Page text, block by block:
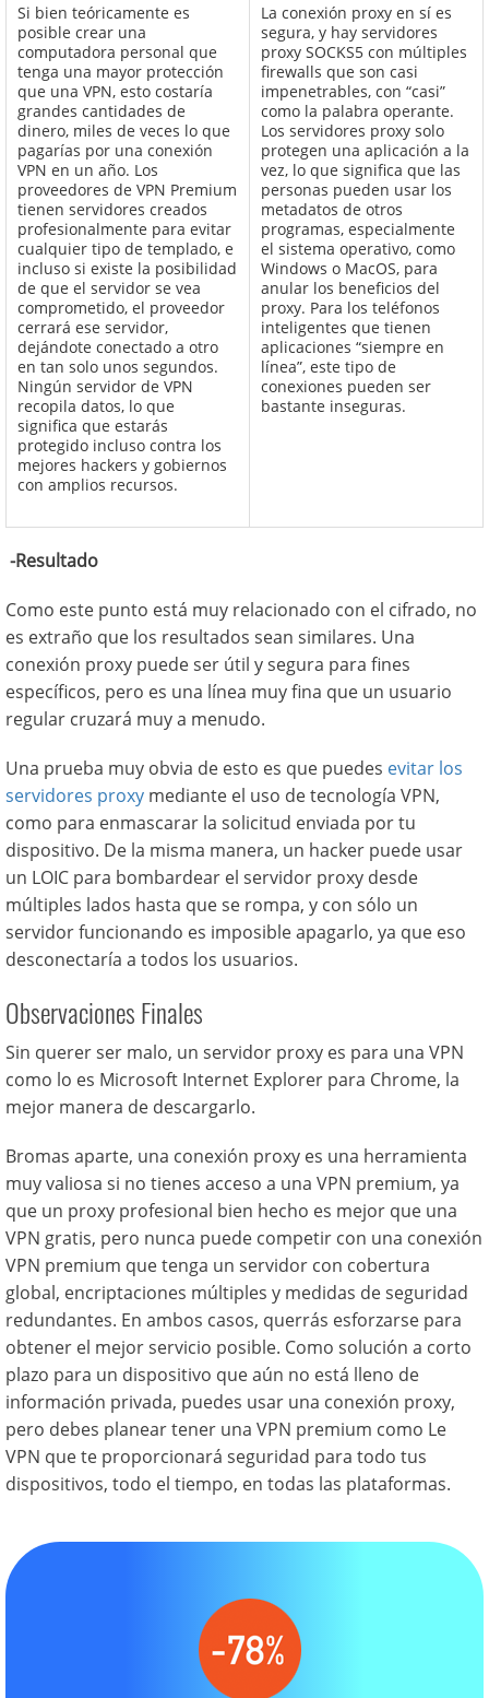
Si bien teóricamente es
posible crear una
computadora personal que
tenga una mayor protección
que una VPN, esto costaría
grandes cantidades de
dinero, miles de veces lo que
pagarías por una conexión
VPN en un año. Los
proveedores de VPN Premium
tienen servidores creados
profesionalmente para evitar
cualquier tipo de templado, e
incluso si existe la posibilidad
de que el servidor se vea
comprometido, el proveedor
cerrará ese servidor,
dejándote conectado a otro
en tan solo unos segundos.
Ningún servidor de VPN
recopila datos, lo que
significa que estarás
protegido incluso contra los
mejores hackers y gobiernos
con amplios recursos.
La conexión proxy en sí es
segura, y hay servidores
proxy SOCKS5 con múltiples
firewalls que son casi
impenetrables, con “casi”
como la palabra operante.
Los servidores proxy solo
protegen una aplicación a la
vez, lo que significa que las
personas pueden usar los
metadatos de otros
programas, especialmente
el sistema operativo, como
Windows o MacOS, para
anular los beneficios del
proxy. Para los teléfonos
inteligentes que tienen
aplicaciones “siempre en
línea”, este tipo de
conexiones pueden ser
bastante inseguras.
-Resultado
Como este punto está muy relacionado con el cifrado, no
es extraño que los resultados sean similares. Una
conexión proxy puede ser útil y segura para fines
específicos, pero es una línea muy fina que un usuario
regular cruzará muy a menudo.
Una prueba muy obvia de esto es que puedes evitar los
servidores proxy mediante el uso de tecnología VPN,
como para enmascarar la solicitud enviada por tu
dispositivo. De la misma manera, un hacker puede usar
un LOIC para bombardear el servidor proxy desde
múltiples lados hasta que se rompa, y con sólo un
servidor funcionando es imposible apagarlo, ya que eso
desconectaría a todos los usuarios.
Observaciones Finales
Sin querer ser malo, un servidor proxy es para una VPN
como lo es Microsoft Internet Explorer para Chrome, la
mejor manera de descargarlo.
Bromas aparte, una conexión proxy es una herramienta
muy valiosa si no tienes acceso a una VPN premium, ya
que un proxy profesional bien hecho es mejor que una
VPN gratis, pero nunca puede competir con una conexión
VPN premium que tenga un servidor con cobertura
global, encriptaciones múltiples y medidas de seguridad
redundantes. En ambos casos, querrás esforzarse para
obtener el mejor servicio posible. Como solución a corto
plazo para un dispositivo que aún no está lleno de
información privada, puedes usar una conexión proxy,
pero debes planear tener una VPN premium como Le
VPN que te proporcionará seguridad para todo tus
dispositivos, todo el tiempo, en todas las plataformas.